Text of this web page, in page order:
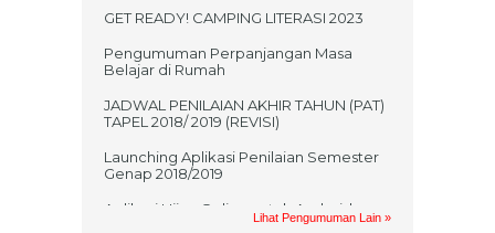
GET READY! CAMPING LITERASI 2023
Pengumuman Perpanjangan Masa
Belajar di Rumah
JADWAL PENILAIAN AKHIR TAHUN (PAT)
TAPEL 2018/ 2019 (REVISI)
Launching Aplikasi Penilaian Semester
Genap 2018/2019
Aplikasi Ujian Online untuk Android
Lihat Pengumuman Lain »